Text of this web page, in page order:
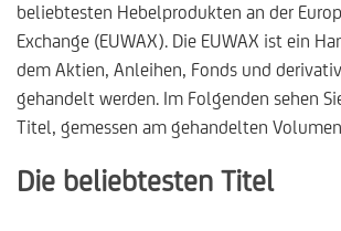
beliebtesten Hebelprodukten an der
Exchange (EUWAX). Die EUWAX ist ein
dem Aktien, Anleihen, Fonds und
gehandelt werden. Im Folgenden sehen
Titel, gemessen am gehandelten
Die beliebtesten Titel